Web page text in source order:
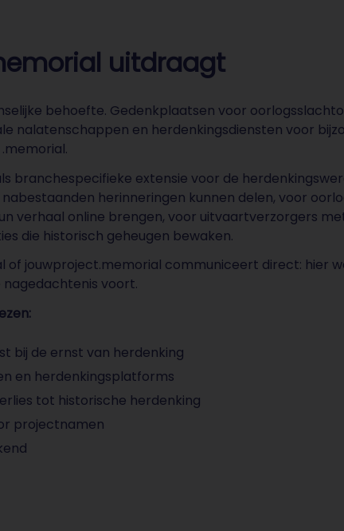
uitdraagt
behoefte. Gedenkplaatsen voor
nalatenschappen en herdenkingsdiensten voor
branchespecifieke extensie voor de
herinneringen kunnen delen, voor
verhaal online brengen, voor uitvaartverzorgers
die historisch geheugen bewaken.
of jouwproject.memorial communiceert direct: hier
voort.
bij de ernst van herdenking
en herdenkingsplatforms
tot historische herdenking
projectnamen